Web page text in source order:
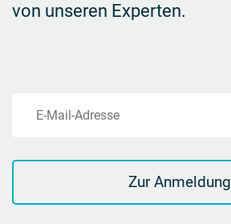
von unseren Experten.
E-Mail-Adresse
Zur Anmeldung